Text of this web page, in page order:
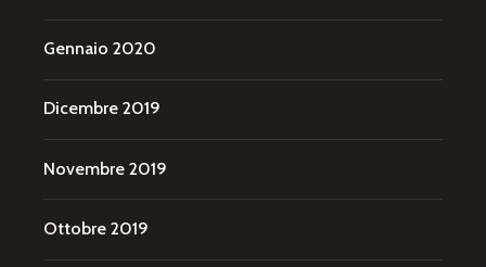
Gennaio 2020
Dicembre 2019
Novembre 2019
Ottobre 2019